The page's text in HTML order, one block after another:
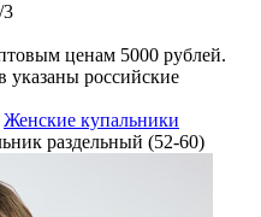
3
ценам 5000 рублей.
российские
Женские купальники
раздельный (52-60)